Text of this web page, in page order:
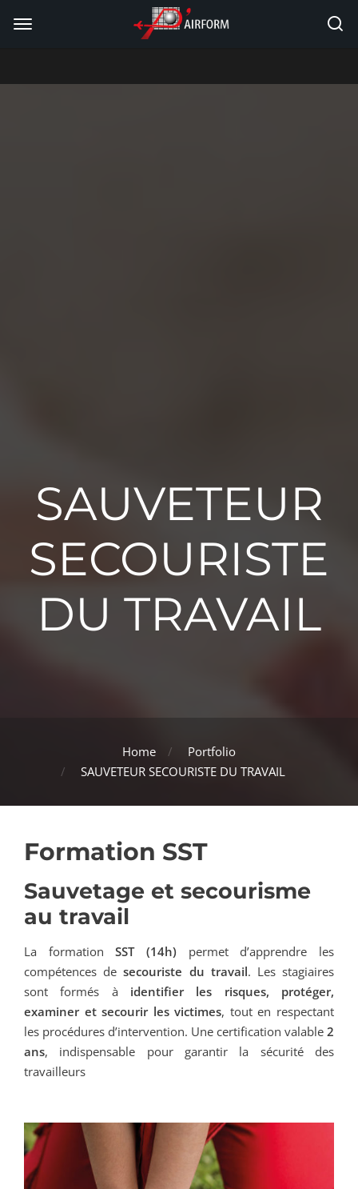
SAUVETEUR
SECOURISTE
DU TRAVAIL
Home
Portfolio
SAUVETEUR SECOURISTE DU TRAVAIL
Formation SST
Sauvetage et secourisme
au travail
La formationSST (14h) permet d’apprendre les
compétences desecouriste du travail. Les stagiaires
sont formés à identifier les risques, protéger,
examiner et secourir les victimes, tout en respectant
les procédures d’intervention. Une certification valable 2
ans, indispensable pour garantir la sécurité des
travailleurs​